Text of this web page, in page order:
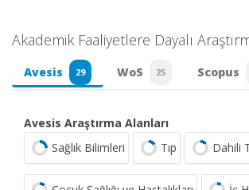
Akademik Faaliyetlere Dayalı
Avesis 29 WoS 25 Scopus
Avesis Araştırma Alanları
Sağlık Bilimleri
Tıp Dahili